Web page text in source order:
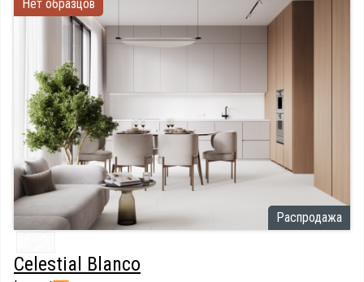
Нет образцов
Распродажа
Celestial Blanco